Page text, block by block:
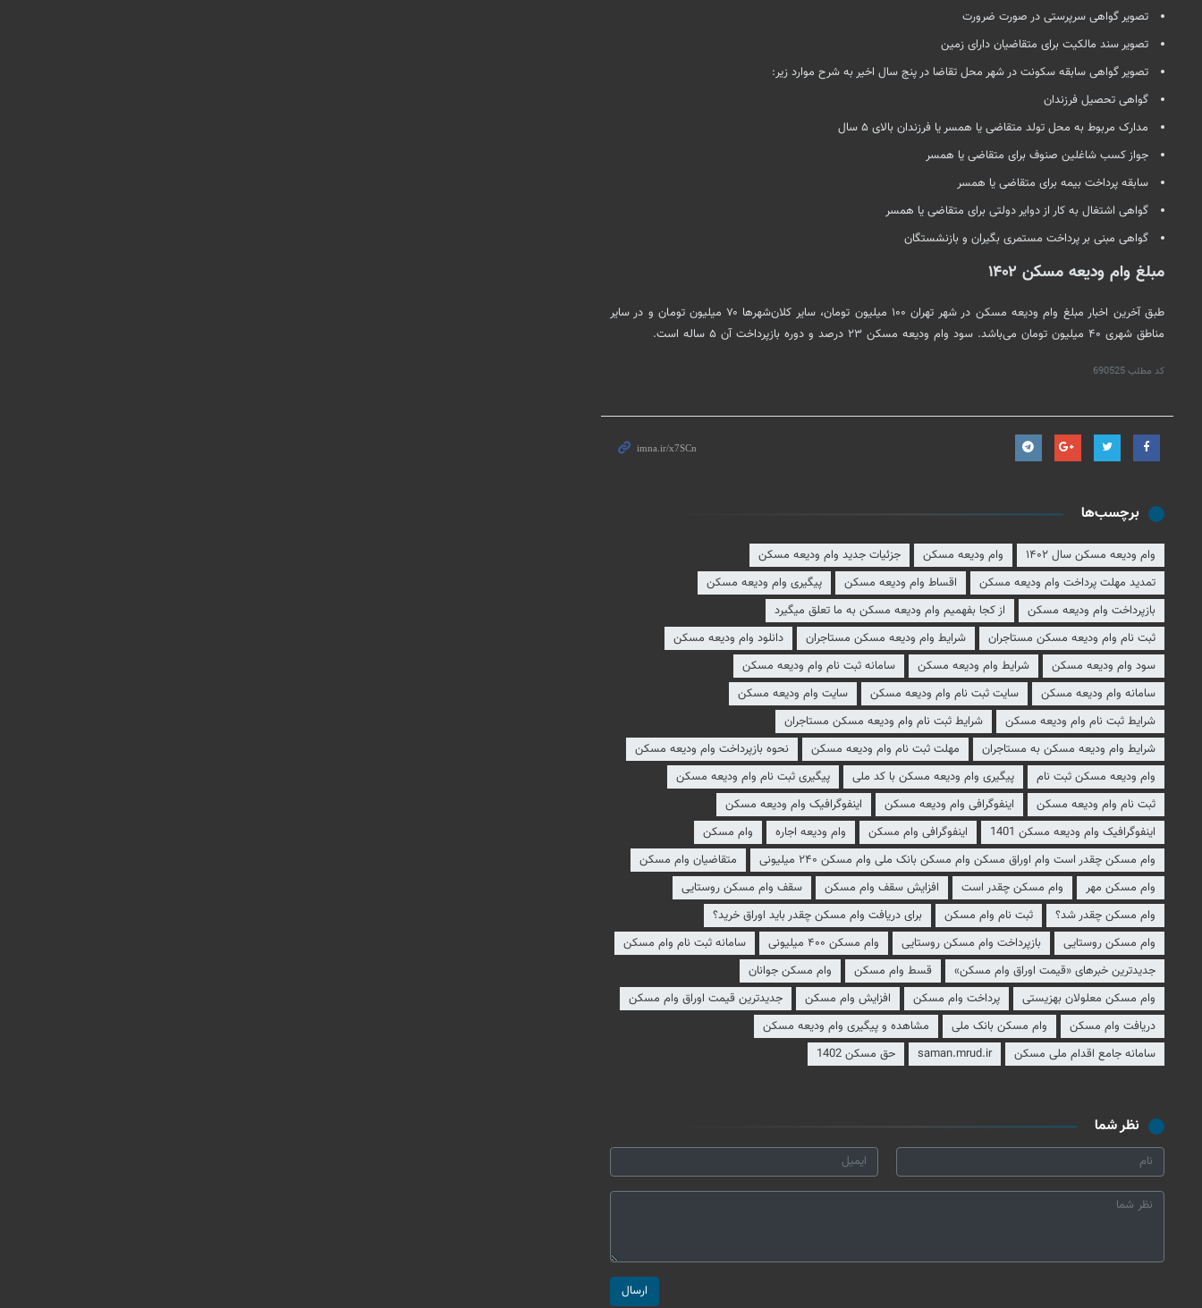
تصویر گواهی سرپرستی در صورت ضرورت
تصویر سند مالکیت برای متقاضیان دارای زمین
تصویر گواهی سابقه سکونت در شهر محل تقاضا در پنج سال اخیر به شرح موارد زیر:
گواهی تحصیل فرزندان
مدارک مربوط به محل تولد متقاضی یا همسر یا فرزندان بالای ۵ سال
جواز کسب شاغلین صنوف برای متقاضی یا همسر
سابقه پرداخت بیمه برای متقاضی یا همسر
گواهی اشتغال به کار ازدوایردولتی برای متقاضی یا همسر
گواهی مبنی بر پرداخت مستمری بگیران و بازنشستگان
مبلغ وام ودیعه مسکن ۱۴۰۲
طبق آخرین اخبار مبلغ وام ودیعه مسکن در شهر تهران ۱۰۰ میلیون تومان، سایر کلان‌شهرها ۷۰ میلیون تومان و در سایر
مناطق شهری ۴۰ میلیون تومان می‌باشد. سود وام ودیعه مسکن ۲۳ درصد و دوره بازپرداخت آن ۵ ساله است.
کد مطلب690525
برچسب‌ها
وام ودیعه مسکن سال ۱۴۰۲ وام ودیعه مسکن
جزئیات جدید وام ودیعه مسکن
تمدید مهلت پرداخت وام ودیعه مسکن
اقساط وام ودیعه مسکن
پیگیری وام ودیعه مسکن
بازپرداخت وام ودیعه مسکن
از کجا بفهمیم وام ودیعه مسکن به ما تعلق میگیرد
ثبت نام وام ودیعه مسکن مستاجران
شرایط وام ودیعه مسکن مستاجران
دانلود وام ودیعه مسکن
سود وام ودیعه مسکن
شرایط وام ودیعه مسکن
سامانه ثبت نام وام ودیعه مسکن
سامانه وام ودیعه مسکن
سایت ثبت نام وام ودیعه مسکن
سایت وام ودیعه مسکن
شرایط ثبت نام وام ودیعه مسکن
شرایط ثبت نام وام ودیعه مسکن مستاجران
شرایط وام ودیعه مسکن به مستاجران
مهلت ثبت نام وام ودیعه مسکن
نحوه بازپرداخت وام ودیعه مسکن
وام ودیعه مسکن ثبت نام
پیگیری وام ودیعه مسکن با کد ملی
پیگیری ثبت نام وام ودیعه مسکن
ثبت نام وام ودیعه مسکن
اینفوگرافی وام ودیعه مسکن
اینفوگرافیک وام ودیعه مسکن
اینفوگرافیک وام ودیعه مسکن 1401
اینفوگرافی وام مسکن وام ودیعه اجاره
وام مسکن
وام مسکن چقدر است وام اوراق مسکن وام مسکن بانک ملی وام مسکن ۲۴۰ میلیونی
متقاضیان وام مسکن
وام مسکن مهر
وام مسکن چقدر است افزایش سقف وام مسکن
سقف وام مسکن روستایی
وام مسکن چقدر شد؟
ثبت نام وام مسکن
برای دریافت وام مسکن چقدر باید اوراق خرید؟
وام مسکن روستایی
بازپرداخت وام مسکن روستایی وام مسکن ۴۰۰ میلیونی
سامانه ثبت نام وام مسکن
جدیدترین خبرهای «قیمت اوراق وام مسکن»
قسط وام مسکن
وام مسکن جوانان
وام مسکن معلولان بهزیستی
پرداخت وام مسکن افزایش وام مسکن
جدیدترین قیمت اوراق وام مسکن
دریافت وام مسکن
وام مسکن بانک ملی
مشاهده و پیگیری وام ودیعه مسکن
سامانه جامع اقدام ملی مسکن
saman.mrud.ir حق مسکن 1402
نظر شما
ارسال